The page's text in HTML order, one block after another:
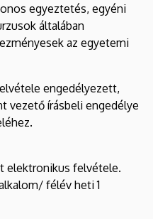
egyeztetés, egyéni
általában
az egyetemi
engedélyezett,
vezető írásbeli engedélye
elektronikus felvétele.
félév heti 1